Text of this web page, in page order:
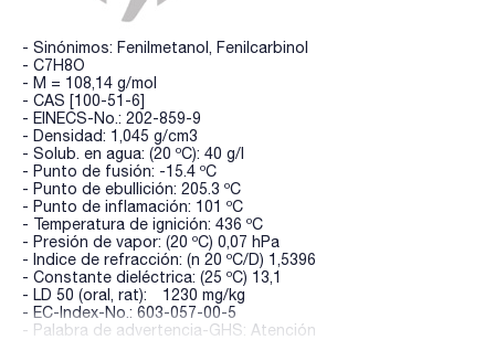
- Sinónimos: Fenilmetanol, Fenilcarbinol
- C7H8O
- M = 108,14 g/mol
- CAS [100-51-6]
- EINECS-No.: 202-859-9
- Densidad: 1,045 g/cm3
- Solub. en agua: (20 ºC): 40 g/l
- Punto de fusión: -15.4 ºC
- Punto de ebullición: 205.3 ºC
- Punto de inflamación: 101 ºC
- Temperatura de ignición: 436 ºC
- Presión de vapor: (20 ºC) 0,07 hPa
- Indice de refracción: (n 20 ºC/D) 1,5396
- Constante dieléctrica: (25 ºC) 13,1
- LD 50 (oral, rat): 1230 mg/kg
- EC-Index-No.: 603-057-00-5
- Palabra de advertencia-GHS: Atención